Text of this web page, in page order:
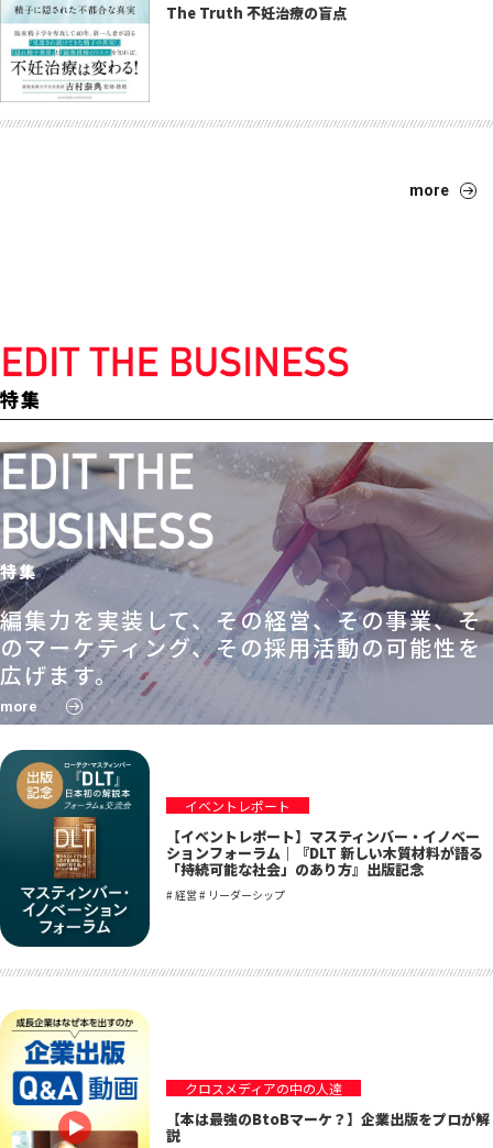
The Truth 不妊治療の盲点
more
特集
特集
編集力を実装して、その経営、その事業、そ
のマーケティング、その採用活動の可能性を
広げます。
more
イベントレポート
【イベントレポート】マスティンバー・イノベー
ションフォーラム｜『DLT 新しい木質材料が語る
「持続可能な社会」のあり方』出版記念
# 経営 # リーダーシップ
クロスメディアの中の人達
【本は最強のBtoBマーケ？】企業出版をプロが解
説